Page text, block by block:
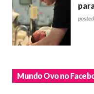
Mundo Ovo no